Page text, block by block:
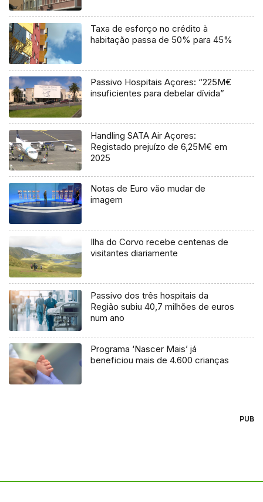
Taxa de esforço no crédito à
habitação passa de 50% para 45%
Passivo Hospitais Açores: “225M€
insuficientes para debelar dívida”
Handling SATA Air Açores:
Registado prejuízo de 6,25M€ em
2025
Notas de Euro vão mudar de
imagem
Ilha do Corvo recebe centenas de
visitantes diariamente
Passivo dos três hospitais da
Região subiu 40,7 milhões de euros
num ano
Programa ‘Nascer Mais’ já
beneficiou mais de 4.600 crianças
PUB